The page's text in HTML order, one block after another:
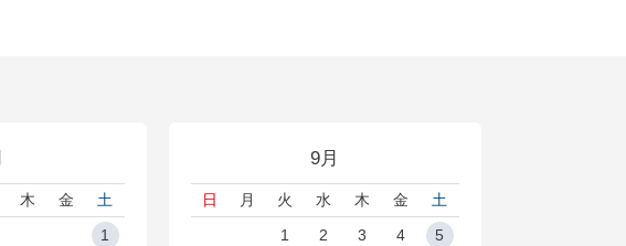
木 金
土
1
9月
日 月 火 水 木 金
土
1
2 3 4 5